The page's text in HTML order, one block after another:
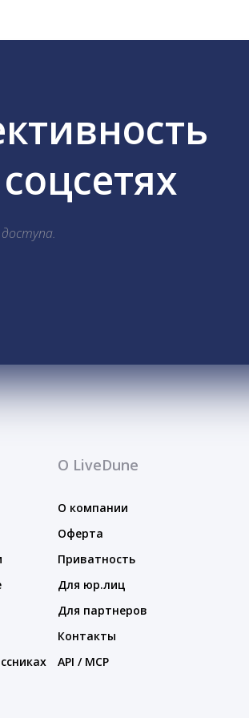
О LiveDune
О компании
Оферта
Приватность
Для юр.лиц
Для партнеров
Контакты
API / MCP